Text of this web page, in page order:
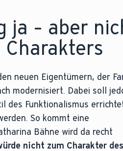
ja – aber
neuen Eigentümern, der
modernisiert. Dabei soll
des Funktionalismus
So kommt eine
Bähne wird da recht
nicht zum Charakter des